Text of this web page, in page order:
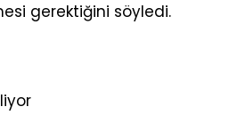
gerektiğini söyledi.